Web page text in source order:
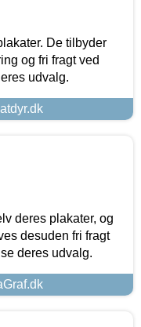
De tilbyder
og fri fragt ved
udvalg.
deres plakater, og
desuden fri fragt
deres udvalg.